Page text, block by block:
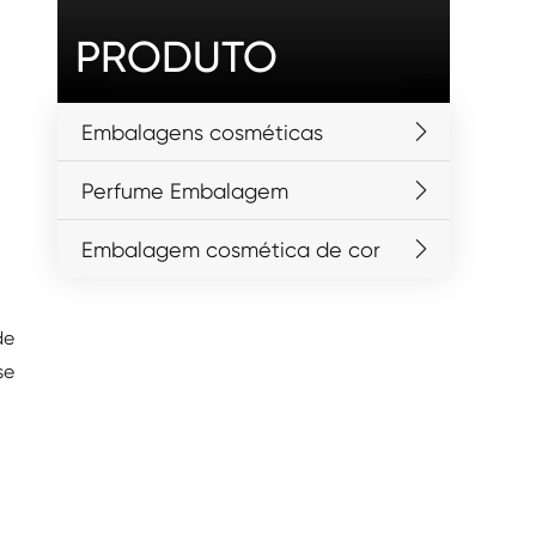
PRODUTO
Embalagens cosméticas
Perfume Embalagem
Embalagem cosmética de cor